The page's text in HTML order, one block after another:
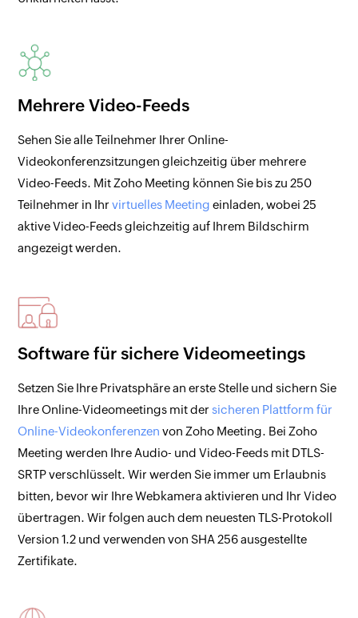
Mehrere Video-Feeds
Sehen Sie alle Teilnehmer Ihrer Online-
Videokonferenzsitzungen gleichzeitig über mehrere
Video-Feeds. Mit Zoho Meeting können Sie bis zu 250
Teilnehmer in Ihrvirtuelles Meeting einladen, wobei 25
aktive Video-Feeds gleichzeitig auf Ihrem Bildschirm
angezeigt werden.
Software für sichere Videomeetings
Setzen Sie Ihre Privatsphäre an erste Stelle und sichern Sie
Ihre Online-Videomeetings mit der sicheren Plattform für
Online-Videokonferenzen von Zoho Meeting. Bei Zoho
Meeting werden Ihre Audio- und Video-Feeds mit DTLS-
SRTP verschlüsselt. Wir werden Sie immer um Erlaubnis
bitten, bevor wir Ihre Webkamera aktivieren und Ihr Video
übertragen. Wir folgen auch dem neuesten TLS-Protokoll
Version 1.2 und verwenden von SHA 256 ausgestellte
Zertifikate.